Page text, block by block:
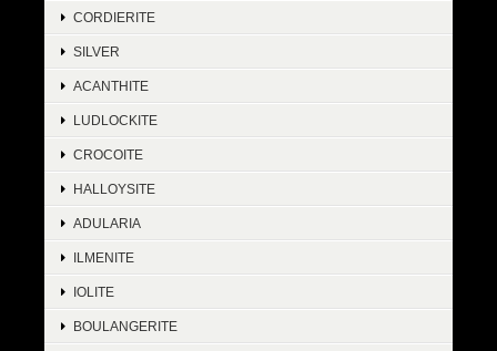
CORDIERITE
SILVER
ACANTHITE
LUDLOCKITE
CROCOITE
HALLOYSITE
ADULARIA
ILMENITE
IOLITE
BOULANGERITE